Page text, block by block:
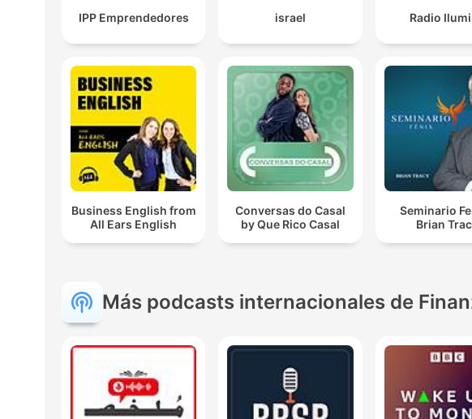
IPP Emprendedores israel Radio
Business English from
All Ears English
Conversas do Casal
by Que Rico Casal
Seminario
Brian
Más podcasts internacionales de